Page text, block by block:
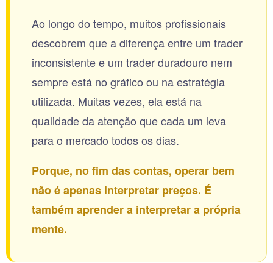
Ao longo do tempo, muitos profissionais
descobrem que a diferença entre um trader
inconsistente e um trader duradouro nem
sempre está no gráfico ou na estratégia
utilizada. Muitas vezes, ela está na
qualidade da atenção que cada um leva
para o mercado todos os dias.
Porque, no fim das contas, operar bem
não é apenas interpretar preços. É
também aprender a interpretar a própria
mente.